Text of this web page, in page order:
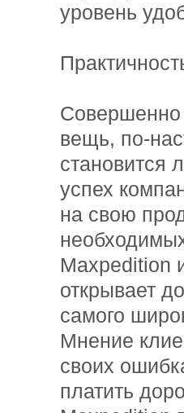
уровень
Совершенно
вещь, по-
становится
успех
на свою
Maxpedition
открывает
самого
Мнение
своих
платить